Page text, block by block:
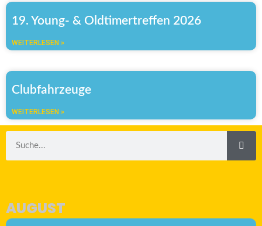
19. Young- & Oldtimertreffen 2026
WEITERLESEN »
Clubfahrzeuge
WEITERLESEN »
AUGUST